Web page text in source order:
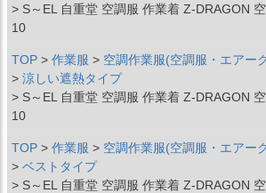
S～EL 自重堂 空調服 作業着 Z-DRAGON
10
TOP 作業服
空調作業服(空調服・エアー
涼しい遮熱タイプ
S～EL 自重堂 空調服 作業着 Z-DRAGON
10
TOP 作業服
空調作業服(空調服・エアー
ベストタイプ
S～EL 自重堂 空調服 作業着 Z-DRAGON